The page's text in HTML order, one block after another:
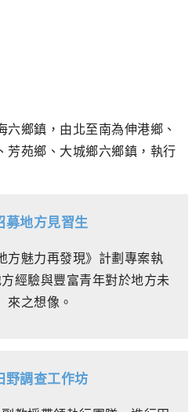
鄉鎮，由北至南為伸港鄉、
芳苑鄉、大城鄉六鄉鎮，執行
募地方見習生
方魅力再發現》計劃專案執
經驗與豐富青年對於地方未
來之想像。
野調查工作坊